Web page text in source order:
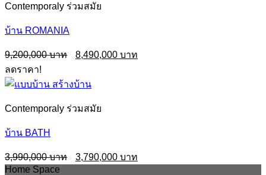
Contemporaly ร่วมสมัย
บ้าน ROMANIA
9,200,000
Original
price
9,200,000฿.
8,490,000
ลดราคา!
Contemporaly ร่วมสมัย
บ้าน BATH
3,990,000
Original
price
3,790,000
price
Home Space